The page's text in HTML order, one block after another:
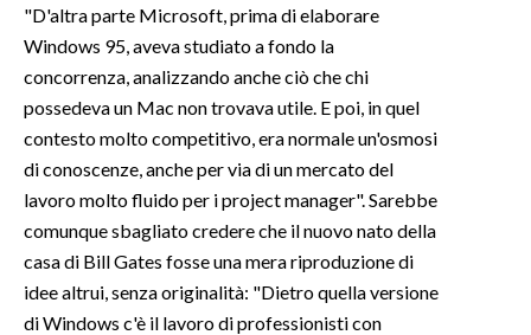
"D'altra parte Microsoft, prima di elaborare
Windows 95, aveva studiato a fondo la
concorrenza, analizzando anche ciò che chi
possedeva un Mac non trovava utile. E poi, in quel
contesto molto competitivo, era normale un'osmosi
di conoscenze, anche per via di un mercato del
lavoro molto fluido per i project manager". Sarebbe
comunque sbagliato credere che il nuovo nato della
casa di Bill Gates fosse una mera riproduzione di
idee altrui, senza originalità: "Dietro quella versione
di Windows c'è il lavoro di professionisti con